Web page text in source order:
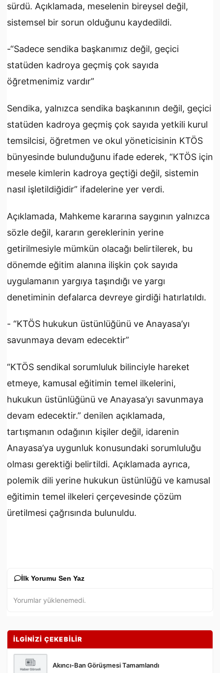
sürdü. Açıklamada, meselenin bireysel değil,
sistemsel bir sorun olduğunu kaydedildi.
-“Sadece sendika başkanımız değil, geçici
statüden kadroya geçmiş çok sayıda
öğretmenimiz vardır”
Sendika, yalnızca sendika başkanının değil, geçici
statüden kadroya geçmiş çok sayıda yetkili kurul
temsilcisi, öğretmen ve okul yöneticisinin KTÖS
bünyesinde bulunduğunu ifade ederek, “KTÖS için
mesele kimlerin kadroya geçtiği değil, sistemin
nasıl işletildiğidir” ifadelerine yer verdi.
Açıklamada, Mahkeme kararına saygının yalnızca
sözle değil, kararın gereklerinin yerine
getirilmesiyle mümkün olacağı belirtilerek, bu
dönemde eğitim alanına ilişkin çok sayıda
uygulamanın yargıya taşındığı ve yargı
denetiminin defalarca devreye girdiği hatırlatıldı.
- “KTÖS hukukun üstünlüğünü ve Anayasa’yı
savunmaya devam edecektir”
“KTÖS sendikal sorumluluk bilinciyle hareket
etmeye, kamusal eğitimin temel ilkelerini,
hukukun üstünlüğünü ve Anayasa’yı savunmaya
devam edecektir.” denilen açıklamada,
tartışmanın odağının kişiler değil, idarenin
Anayasa’ya uygunluk konusundaki sorumluluğu
olması gerektiği belirtildi. Açıklamada ayrıca,
polemik dili yerine hukukun üstünlüğü ve kamusal
eğitimin temel ilkeleri çerçevesinde çözüm
üretilmesi çağrısında bulunuldu.
İlk Yorumu Sen Yaz
Yorumlar yüklenemedi.
İLGİNİZİ ÇEKEBİLİR
Akıncı-Ban Görüşmesi Tamamlandı